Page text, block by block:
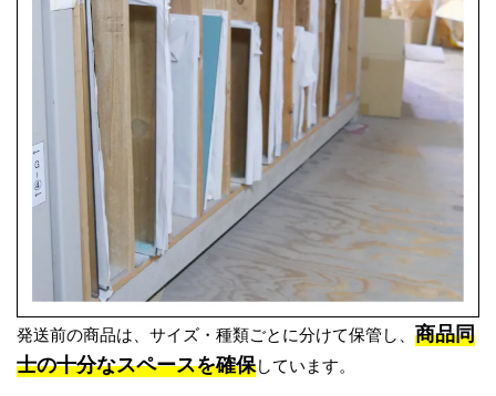
発送前の商品は、サイズ・種類ごとに分けて保管し、 商品同
士の十分なスペースを確保しています。